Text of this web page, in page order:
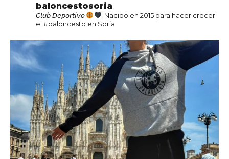
baloncestosoria
𝘊𝘭𝘶𝘣 𝘋𝘦𝘱𝘰𝘳𝘵𝘪𝘷𝘰
Nacido en 2015 para hacer crecer
el #baloncesto en Soria